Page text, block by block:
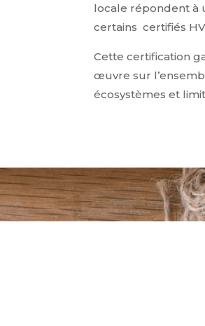
locale répondent à
certains certifiés
Cette certification
œuvre sur
écosystèmes et